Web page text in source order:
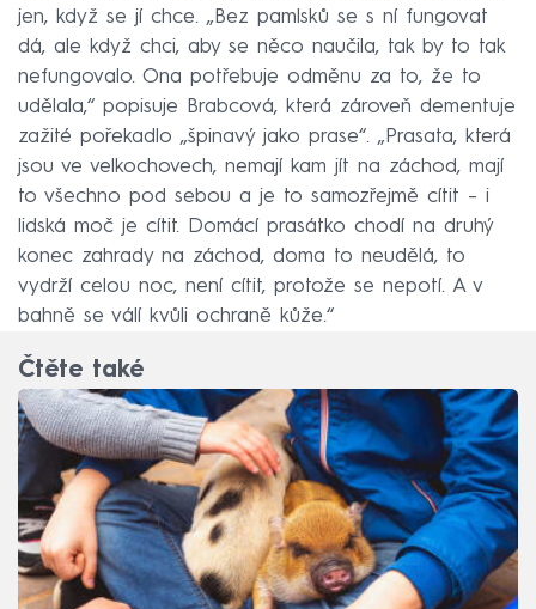
jen, když se jí chce. „Bez pamlsků se s ní fungovat
dá, ale když chci, aby se něco naučila, tak by to tak
nefungovalo. Ona potřebuje odměnu za to, že to
udělala,“ popisuje Brabcová, která zároveň dementuje
zažité pořekadlo „špinavý jako prase“. „Prasata, která
jsou ve velkochovech, nemají kam jít na záchod, mají
to všechno pod sebou a je to samozřejmě cítit – i
lidská moč je cítit. Domácí prasátko chodí na druhý
konec zahrady na záchod, doma to neudělá, to
vydrží celou noc, není cítit, protože se nepotí. A v
bahně se válí kvůli ochraně kůže.“
Čtěte také